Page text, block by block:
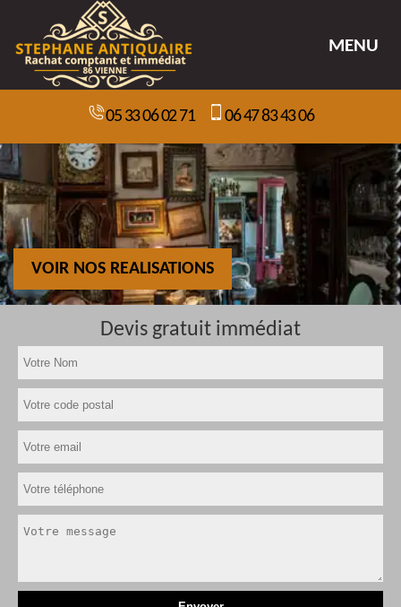
MENU
05 33 06 02 71 06 47 83 43 06
VOIR NOS REALISATIONS
Devis gratuit immédiat